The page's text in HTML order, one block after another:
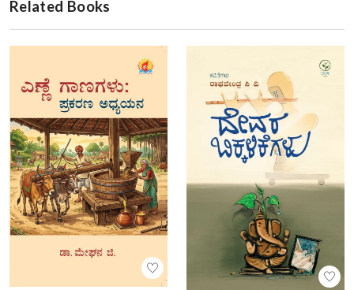
Related Books